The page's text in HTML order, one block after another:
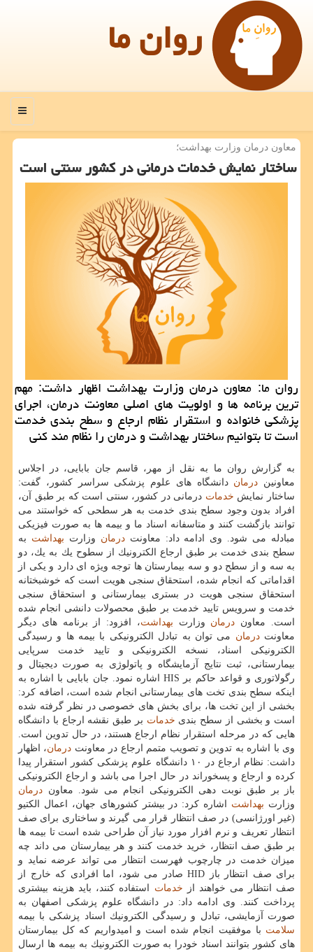
روان ما
منو
معاون درمان وزارت بهداشت؛
ساختار نمایش خدمات درمانی در كشور سنتی است
روان ما: معاون درمان وزارت بهداشت اظهار داشت: مهم
ترین برنامه ها و اولویت های اصلی معاونت درمان، اجرای
پزشكی خانواده و استقرار نظام ارجاع و سطح بندی خدمت
است تا بتوانیم ساختار بهداشت و درمان را نظام مند كنی
به گزارش روان ما به نقل از مهر، قاسم جان بابایی، در اجلاس
معاونین درمان دانشگاه های علوم پزشكی سراسر كشور، گفت:
ساختار نمایش خدمات درمانی در كشور، سنتی است كه بر طبق آن،
افراد بدون وجود سطح بندی خدمت به هر سطحی كه خواستند می
توانند بازگشت كنند و متاسفانه اسناد ما و بیمه ها به صورت فیزیكی
مبادله می شود. وی ادامه داد: معاونتدرمان وزارت بهداشت به
سطح بندی خدمت بر طبق ارجاع الكترونیك از سطوح یك به یك، دو
به سه و از سطح دو و سه بیمارستان ها توجه ویژه ای دارد و یكی از
اقداماتی كه انجام شده، استحقاق سنجی هویت است كه خوشبختانه
استحقاق سنجی هویت در بستری بیمارستانی و استحقاق سنجی
خدمت و سرویس تایید خدمت بر طبق محصولات دانشی انجام شده
است. معاون درمان وزارت بهداشت، افزود: از برنامه های دیگر
معاونتدرمان می توان به تبادل الكترونیكی با بیمه ها و رسیدگی
الكترونیكی اسناد، نسخه الكترونیكی و تایید خدمت سرپایی
بیمارستانی، ثبت نتایج آزمایشگاه و پاتولوژی به صورت دیجیتال و
رگولاتوری و قواعد حاكم بر HIS اشاره نمود. جان بابایی با اشاره به
اینكه سطح بندی تخت های بیمارستانی انجام شده است، اضافه كرد:
بخشی از این تخت ها، برای بخش های خصوصی در نظر گرفته شده
است و بخشی از سطح بندی خدمات بر طبق نقشه ارجاع با دانشگاه
هایی كه در مرحله استقرار نظام ارجاع هستند، در حال تدوین است.
وی با اشاره به تدوین و تصویب متمم ارجاع در معاونت درمان، اظهار
داشت: نظام ارجاع در ۱۰ دانشگاه علوم پزشكی كشور استقرار پیدا
كرده و ارجاع و پسخوراند در حال اجرا می باشد و ارجاع الكترونیكی
باز بر طبق نوبت دهی الكترونیكی انجام می شود. معاون درمان
وزارت بهداشت اشاره كرد: در بیشتر كشورهای جهان، اعمال الكتیو
(غیر اورژانسی) در صف انتظار قرار می گیرند و ساختاری برای صف
انتظار تعریف و نرم افزار مورد نیاز آن طراحی شده است تا بیمه ها
بر طبق صف انتظار، خرید خدمت كنند و هر بیمارستان می داند چه
میزان خدمت در چارچوب فهرست انتظار می تواند عرضه نماید و
برای صف انتظار باز HID صادر می شود، اما افرادی كه خارج از
صف انتظار می خواهند از خدمات استفاده كنند، باید هزینه بیشتری
پرداخت كنند. وی ادامه داد: در دانشگاه علوم پزشكی اصفهان به
صورت آزمایشی، تبادل و رسیدگی الكترونیك اسناد پزشكی با بیمه
سلامت با موفقیت انجام شده است و امیدواریم كه كل بیمارستان
های كشور بتوانند اسناد خودرا به صورت الكترونیك به بیمه ها ارسال